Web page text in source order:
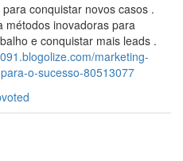
conquistar novos casos .
métodos inovadoras para
e conquistar mais leads .
marketing-
o-sucesso-80513077